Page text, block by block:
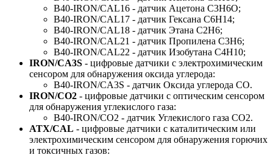
B40-IRON/CAL16 - датчик Ацетона C3H6O;
B40-IRON/CAL17 - датчик Гексана C6H14;
B40-IRON/CAL18 - датчик Этана C2H6;
B40-IRON/CAL21 - датчик Пропилена C3H6;
B40-IRON/CAL22 - датчик Изобутана C4H10;
IRON/CA3S - цифровые датчики с электрохимическим
сенсором для обнаружения оксида углерода:
B40-IRON/CA3S - датчик Оксида углерода CO.
IRON/CO2 - цифровые датчики с оптическим сенсором
для обнаружения углекислого газа:
B40-IRON/CO2 - датчик Углекислого газа CO2.
ATX/CAL - цифровые датчики с каталитическим или
электрохимическим сенсором для обнаружения горючих
и токсичных газов: